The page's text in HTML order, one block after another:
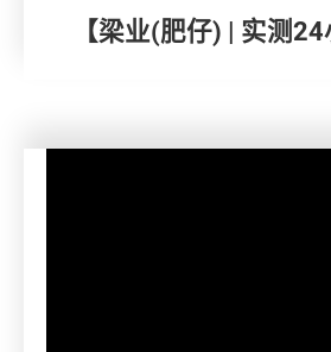
【梁业(肥仔) | 实测24